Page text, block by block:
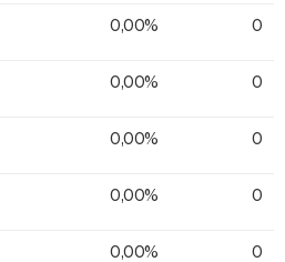
0,00% 0
0,00% 0
0,00% 0
0,00% 0
0,00% 0